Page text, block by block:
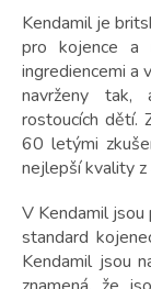
Kendamil je
pro kojence a
ingrediencemi a
navrženy tak,
rostoucích dětí.
60 letými
nejlepší kvality
V Kendamil
standard
Kendamil jsou